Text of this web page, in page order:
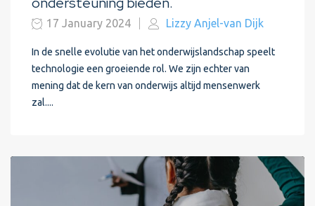
17 January 2024 Lizzy Anjel-van Dijk
In de snelle evolutie van het onderwijslandschap speelt
technologie een groeiende rol. We zijn echter van
mening dat de kern van onderwijs altijd mensenwerk
zal....